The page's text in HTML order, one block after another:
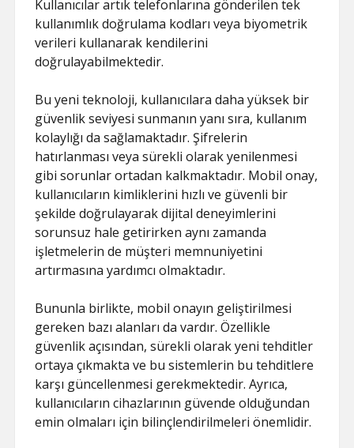
Kullanıcılar artık telefonlarına gönderilen tek
kullanımlık doğrulama kodları veya biyometrik
verileri kullanarak kendilerini
doğrulayabilmektedir.
Bu yeni teknoloji, kullanıcılara daha yüksek bir
güvenlik seviyesi sunmanın yanı sıra, kullanım
kolaylığı da sağlamaktadır. Şifrelerin
hatırlanması veya sürekli olarak yenilenmesi
gibi sorunlar ortadan kalkmaktadır. Mobil onay,
kullanıcıların kimliklerini hızlı ve güvenli bir
şekilde doğrulayarak dijital deneyimlerini
sorunsuz hale getirirken aynı zamanda
işletmelerin de müşteri memnuniyetini
artırmasına yardımcı olmaktadır.
Bununla birlikte, mobil onayın geliştirilmesi
gereken bazı alanları da vardır. Özellikle
güvenlik açısından, sürekli olarak yeni tehditler
ortaya çıkmakta ve bu sistemlerin bu tehditlere
karşı güncellenmesi gerekmektedir. Ayrıca,
kullanıcıların cihazlarının güvende olduğundan
emin olmaları için bilinçlendirilmeleri önemlidir.